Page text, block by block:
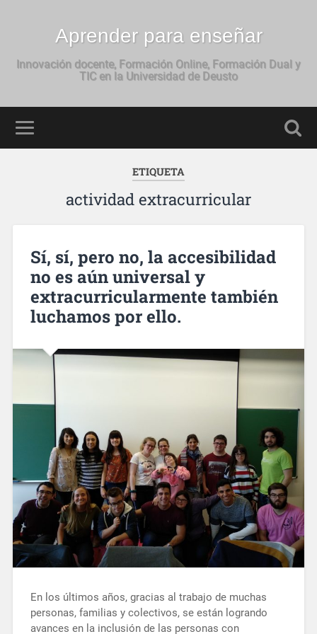
Aprender para enseñar
Innovación docente, Formación Online, Formación Dual y
TIC en la Universidad de Deusto
ETIQUETA
actividad extracurricular
Sí, sí, pero no, la accesibilidad
no es aún universal y
extracurricularmente también
luchamos por ello.
En los últimos años, gracias al trabajo de muchas
personas, familias y colectivos, se están logrando
avances en la inclusión de las personas con